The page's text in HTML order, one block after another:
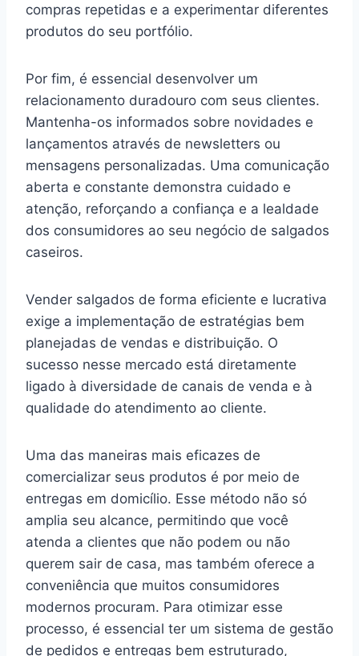
compras repetidas e a experimentar diferentes
produtos do seu portfólio.
Por fim, é essencial desenvolver um
relacionamento duradouro com seus clientes.
Mantenha-os informados sobre novidades e
lançamentos através de newsletters ou
mensagens personalizadas. Uma comunicação
aberta e constante demonstra cuidado e
atenção, reforçando a confiança e a lealdade
dos consumidores ao seu negócio de salgados
caseiros.
Vender salgados de forma eficiente e lucrativa
exige a implementação de estratégias bem
planejadas de vendas e distribuição. O
sucesso nesse mercado está diretamente
ligado à diversidade de canais de venda e à
qualidade do atendimento ao cliente.
Uma das maneiras mais eficazes de
comercializar seus produtos é por meio de
entregas em domicílio. Esse método não só
amplia seu alcance, permitindo que você
atenda a clientes que não podem ou não
querem sair de casa, mas também oferece a
conveniência que muitos consumidores
modernos procuram. Para otimizar esse
processo, é essencial ter um sistema de gestão
de pedidos e entregas bem estruturado,